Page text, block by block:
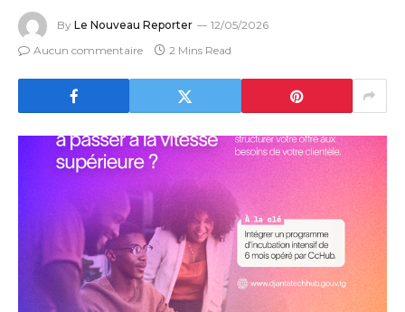
By Le Nouveau Reporter
12/05/2026
Aucun commentaire
2 Mins Read